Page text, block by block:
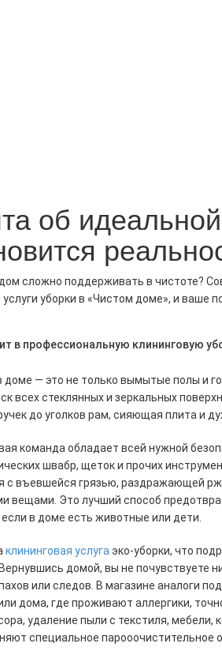
об
сложно поддерживать в чистоте?
уборки в «Чистом доме», и ваше
в профессиональную клининговую
доме — это не только вымытые полы и
всех стеклянных и зеркальных
до уголков рам, сияющая плита и
команда обладает всей нужной
швабр, щеток и прочих
с въевшейся грязью, раздражающей
вещами. Это лучший способ
в доме есть животные или дети.
клининговая услуга эко-уборки, что
домой, вы не почувствуете
или следов. В магазине аналоги
дома, где проживают аллергики,
удаление пыли с текстиля, мебели,
специальное парооочистительное